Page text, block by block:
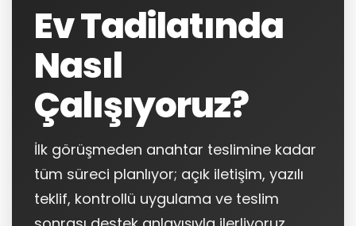
Ev Tadilatında
Nasıl
Çalışıyoruz?
İlk görüşmeden anahtar teslimine kadar
tüm süreci planlıyor; açık iletişim, yazılı
teklif, kontrollü uygulama ve teslim